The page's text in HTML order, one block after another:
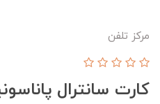
مرکز تلفن